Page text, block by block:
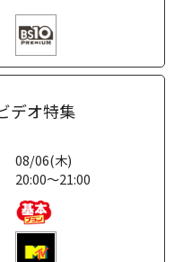
デオ特集
08/06(木)
20:00～21:00